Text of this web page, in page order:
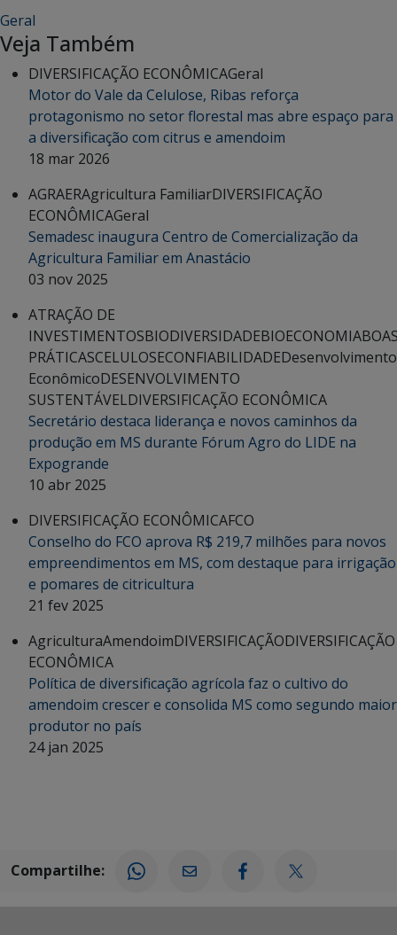
Geral
Veja Também
DIVERSIFICAÇÃO ECONÔMICAGeral
Motor do Vale da Celulose, Ribas reforça
protagonismo no setor florestal mas abre espaço para
a diversificação com citrus e amendoim
18 mar 2026
AGRAERAgricultura FamiliarDIVERSIFICAÇÃO
ECONÔMICAGeral
Semadesc inaugura Centro de Comercialização da
Agricultura Familiar em Anastácio
03 nov 2025
ATRAÇÃO DE
INVESTIMENTOSBIODIVERSIDADEBIOECONOMIA
PRÁTICASCELULOSECONFIABILIDADEDesenvolvimento
EconômicoDESENVOLVIMENTO
SUSTENTÁVELDIVERSIFICAÇÃO ECONÔMICA
Secretário destaca liderança e novos caminhos da
produção em MS durante Fórum Agro do LIDE na
Expogrande
10 abr 2025
DIVERSIFICAÇÃO ECONÔMICAFCO
Conselho do FCO aprova R$ 219,7 milhões para novos
empreendimentos em MS, com destaque para irrigação
e pomares de citricultura
21 fev 2025
AgriculturaAmendoimDIVERSIFICAÇÃODIVERSIFICAÇÃO
ECONÔMICA
Política de diversificação agrícola faz o cultivo do
amendoim crescer e consolida MS como segundo maior
produtor no país
24 jan 2025
Compartilhe: